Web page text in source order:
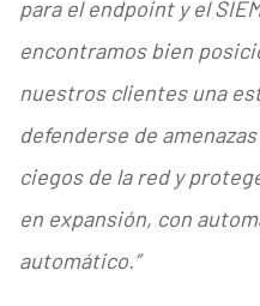
para el endpoint y el
encontramos bien
nuestros clientes una
defenderse de
ciegos de la red y
en expansión, con
automático.”